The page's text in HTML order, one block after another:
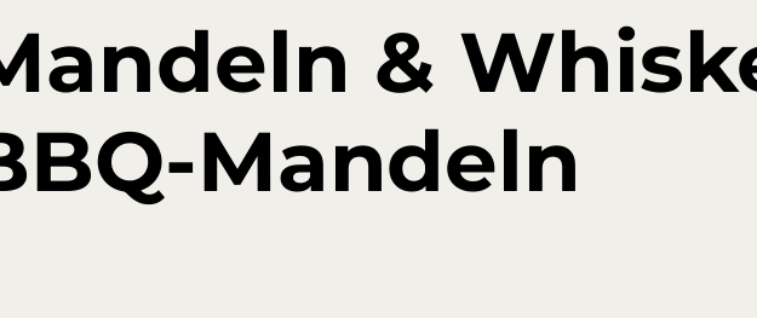
&
Mandeln